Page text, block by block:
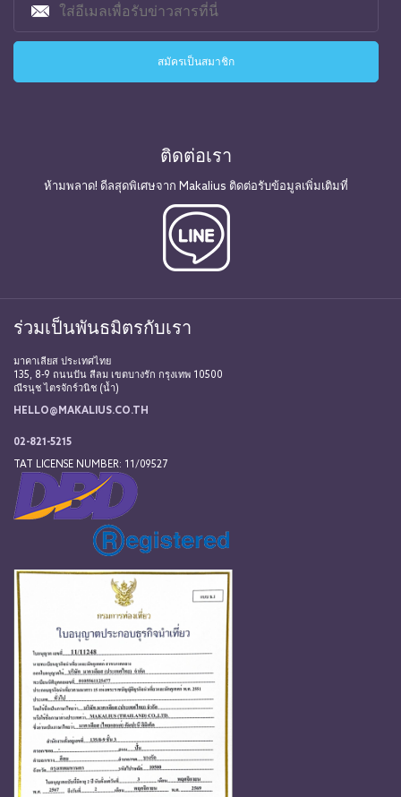
ติดต่อเรา
ห้ามพลาด! ดีลสุดพิเศษจาก Makalius ติดต่อรับข้อมูลเพิ่มเติมที่
ร่วมเป็นพันธมิตรกับเรา
มาคาเลียส ประเทศไทย
135, 8-9 ถนนปัน สีลม เขตบางรัก กรุงเทพ 10500
ณีรนุช ไตรจักร์วนิช (น้ำ)
HELLO@MAKALIUS.CO.TH
02-821-5215
TAT LICENSE NUMBER: 11/09527